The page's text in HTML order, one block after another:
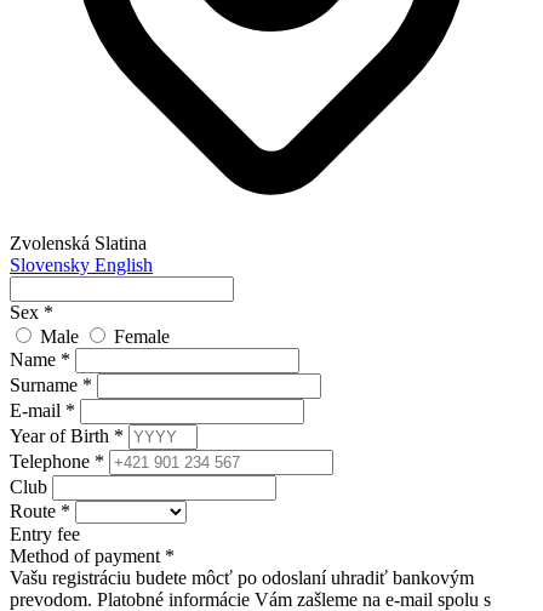
Zvolenská Slatina
Slovensky English
Sex *
Male
Female
Name *
Surname *
E-mail *
Year of Birth *
Telephone *
Club
Route *
Entry fee
Method of payment *
Vašu registráciu budete môcť po odoslaní uhradiť bankovým
prevodom. Platobné informácie Vám zašleme na e-mail spolu s